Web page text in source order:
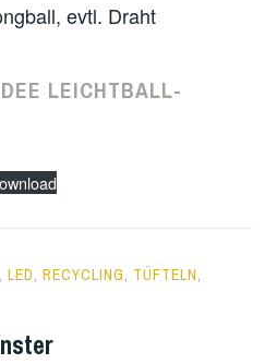
evtl. Draht
LEICHTBALL-
,LED,RECYCLING, TÜFTELN,